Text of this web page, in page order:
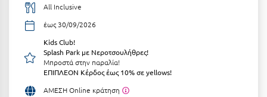
Αρχαία Ολυμπία
Αστυπάλαια
Αττική
Ενοικιαζόμενα Δωμάτια
Διαμερίσματα
Studios
All Inclusive
έως 30/09/2026
Kids Club!
Splash Park με Νεροτσουλήθρες!
Μπροστά στην παραλία!
ΕΠΙΠΛΕΟΝ Κέρδος έως 10% σε yellows!
ΑΜΕΣΗ Online κράτηση